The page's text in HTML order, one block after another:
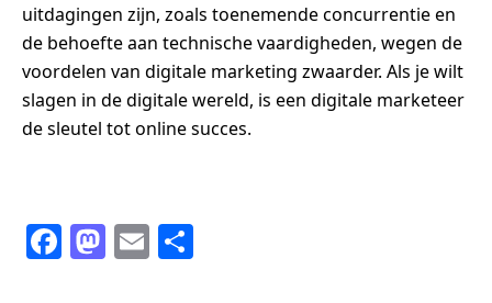
uitdagingen zijn, zoals toenemende concurrentie en
de behoefte aan technische vaardigheden, wegen de
voordelen van digitale marketing zwaarder. Als je wilt
slagen in de digitale wereld, is een digitale marketeer
de sleutel tot online succes.
F
M E